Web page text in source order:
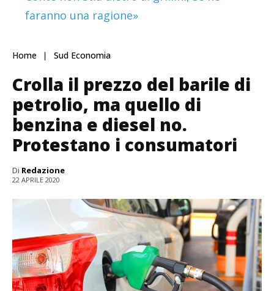
faranno una ragione»
Home Sud Economia
Crolla il prezzo del barile di
petrolio, ma quello di
benzina e diesel no.
Protestano i consumatori
Di Redazione
22 APRILE 2020